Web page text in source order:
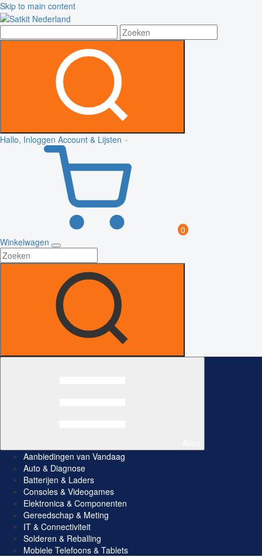
Skip to main content
Hallo, Inloggen Account & Lijsten
0
Winkelwagen
Aanbiedingen van Vandaag
Auto & Diagnose
Batterijen & Laders
Consoles & Videogames
Elektronica & Componenten
Gereedschap & Meting
IT & Connectiviteit
Solderen & Reballing
Mobiele Telefoons & Tablets